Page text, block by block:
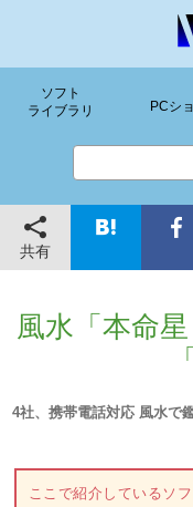
ソフト
ライブラリ
PCシ
共有
風水「本命
4社、携帯電話対応 風水で
ここで紹介しているソ